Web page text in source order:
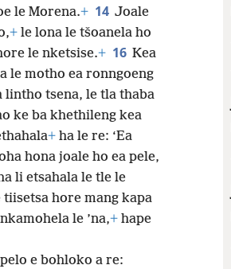
le Morena.+ 14 Joale
+ le lona le tšoanela ho
le nketsise.+ 16 Kea
le motho ea ronngoeng
lintho tsena, le tla thaba
ke ba khethileng kea
+ ha le re: ‘Ea
hona joale ho ea pele,
li etsahala le tle le
tiisetsa hore mang kapa
le ’na,+ hape
e bohloko a re: